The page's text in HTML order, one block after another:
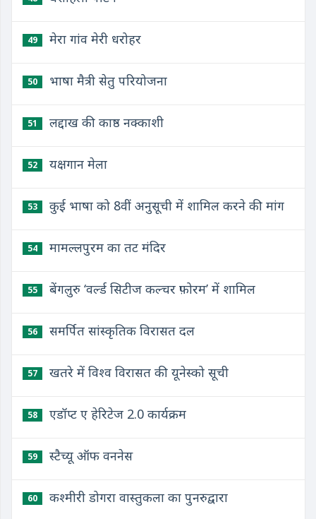
49 मेरा गांव मेरी धरोहर
50 भाषा मैत्री सेतु परियोजना
51 लद्दाख की काष्ठ नक्काशी
52 यक्षगान मेला
53 कुई भाषा को 8वीं अनुसूची में शामिल करने की मांग
54 मामल्लपुरम का तट मंदिर
55 बेंगलुरु ‘वर्ल्ड सिटीज कल्चर फ़ोरम’ में शामिल
56 समर्पित सांस्कृतिक विरासत दल
57 खतरे में विश्व विरासत की यूनेस्को सूची
58 एडॉप्ट ए हेरिटेज 2.0 कार्यक्रम
59 स्टैच्यू ऑफ वननेस
60 कश्मीरी डोगरा वास्तुकला का पुनरुद्वारा